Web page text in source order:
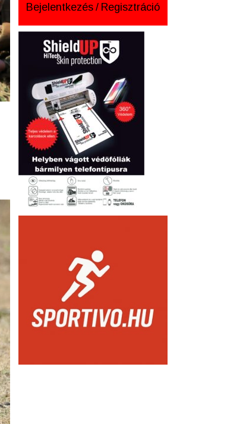
Bejelentkezés / Regisztráció